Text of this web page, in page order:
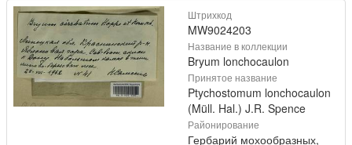
Штрихкод
MW9024203
Название в коллекции
Bryum lonchocaulon
Принятое название
Ptychostomum lonchocaulon
(Müll. Hal.) J.R. Spence
Районирование
Гербарий мохообразных,